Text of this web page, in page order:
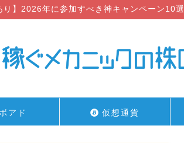
り】2026年に参加すべき神キャンペーン10選
アド 仮想通貨